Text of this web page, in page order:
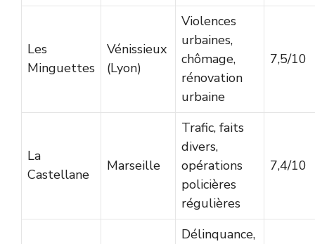
Les
Minguettes
Vénissieux
(Lyon)
Violences
urbaines,
chômage,
rénovation
urbaine
7,5/10
La
Castellane
Marseille
Trafic, faits
divers,
opérations
policières
régulières
7,4/10
Délinquance,